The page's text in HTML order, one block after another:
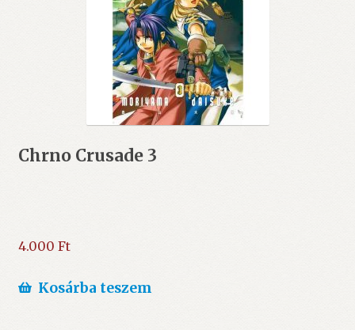
Chrno Crusade 3
4.000 Ft
Kosárba teszem